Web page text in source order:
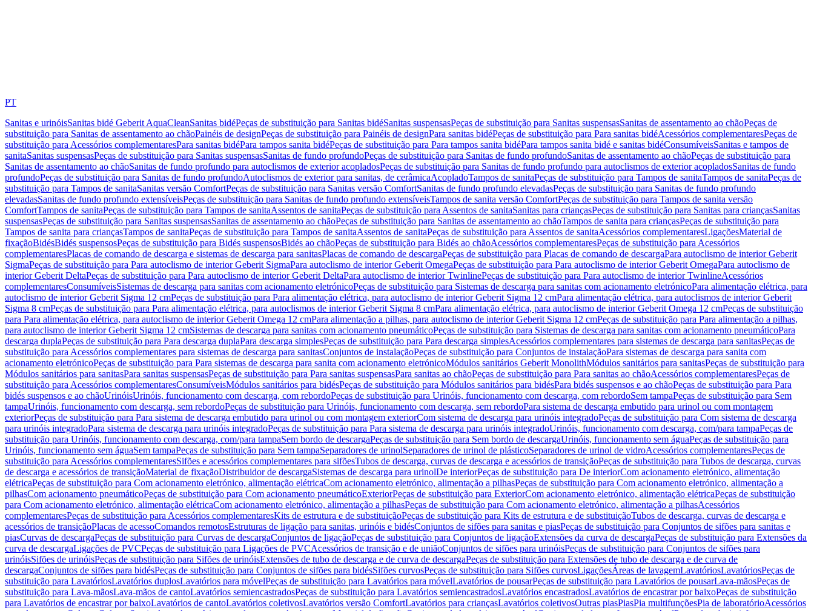
PT
Sanitas e urinóisSanitas bidé Geberit AquaCleanSanitas bidéPeças de substituição para Sanitas bidéSanitas suspensasPeças de substituição para Sanitas suspensasSanitas de assentamento ao chãoPeças de
substituição para Sanitas de assentamento ao chãoPainéis de designPeças de substituição para Painéis de designPara sanitas bidéPeças de substituição para Para sanitas bidéAcessórios complementaresPeças de
substituição para Acessórios complementaresPara sanitas bidéPara tampos sanita bidéPeças de substituição para Para tampos sanita bidéPara tampos sanita bidé e sanitas bidéConsumíveisSanitas e tampos de
sanitaSanitas suspensasPeças de substituição para Sanitas suspensasSanitas de fundo profundoPeças de substituição para Sanitas de fundo profundoSanitas de assentamento ao chãoPeças de substituição para
Sanitas de assentamento ao chãoSanitas de fundo profundo para autoclismos de exterior acopladosPeças de substituição para Sanitas de fundo profundo para autoclismos de exterior acopladosSanitas de fundo
profundoPeças de substituição para Sanitas de fundo profundoAutoclismos de exterior para sanitas, de cerâmicaAcopladoTampos de sanitaPeças de substituição para Tampos de sanitaTampos de sanitaPeças de
substituição para Tampos de sanitaSanitas versão ComfortPeças de substituição para Sanitas versão ComfortSanitas de fundo profundo elevadasPeças de substituição para Sanitas de fundo profundo
elevadasSanitas de fundo profundo extensíveisPeças de substituição para Sanitas de fundo profundo extensíveisTampos de sanita versão ComfortPeças de substituição para Tampos de sanita versão
ComfortTampos de sanitaPeças de substituição para Tampos de sanitaAssentos de sanitaPeças de substituição para Assentos de sanitaSanitas para criançasPeças de substituição para Sanitas para criançasSanitas
suspensasPeças de substituição para Sanitas suspensasSanitas de assentamento ao chãoPeças de substituição para Sanitas de assentamento ao chãoTampos de sanita para criançasPeças de substituição para
Tampos de sanita para criançasTampos de sanitaPeças de substituição para Tampos de sanitaAssentos de sanitaPeças de substituição para Assentos de sanitaAcessórios complementaresLigaçõesMaterial de
fixaçãoBidésBidés suspensosPeças de substituição para Bidés suspensosBidés ao chãoPeças de substituição para Bidés ao chãoAcessórios complementaresPeças de substituição para Acessórios
complementaresPlacas de comando de descarga e sistemas de descarga para sanitasPlacas de comando de descargaPeças de substituição para Placas de comando de descargaPara autoclismo de interior Geberit
SigmaPeças de substituição para Para autoclismo de interior Geberit SigmaPara autoclismo de interior Geberit OmegaPeças de substituição para Para autoclismo de interior Geberit OmegaPara autoclismo de
interior Geberit DeltaPeças de substituição para Para autoclismo de interior Geberit DeltaPara autoclismo de interior TwinlinePeças de substituição para Para autoclismo de interior TwinlineAcessórios
complementaresConsumíveisSistemas de descarga para sanitas com acionamento eletrónicoPeças de substituição para Sistemas de descarga para sanitas com acionamento eletrónicoPara alimentação elétrica, para
autoclismo de interior Geberit Sigma 12 cmPeças de substituição para Para alimentação elétrica, para autoclismo de interior Geberit Sigma 12 cmPara alimentação elétrica, para autoclismos de interior Geberit
Sigma 8 cmPeças de substituição para Para alimentação elétrica, para autoclismos de interior Geberit Sigma 8 cmPara alimentação elétrica, para autoclismo de interior Geberit Omega 12 cmPeças de substituição
para Para alimentação elétrica, para autoclismo de interior Geberit Omega 12 cmPara alimentação a pilhas, para autoclismo de interior Geberit Sigma 12 cmPeças de substituição para Para alimentação a pilhas,
para autoclismo de interior Geberit Sigma 12 cmSistemas de descarga para sanitas com acionamento pneumáticoPeças de substituição para Sistemas de descarga para sanitas com acionamento pneumáticoPara
descarga duplaPeças de substituição para Para descarga duplaPara descarga simplesPeças de substituição para Para descarga simplesAcessórios complementares para sistemas de descarga para sanitasPeças de
substituição para Acessórios complementares para sistemas de descarga para sanitasConjuntos de instalaçãoPeças de substituição para Conjuntos de instalaçãoPara sistemas de descarga para sanita com
acionamento eletrónicoPeças de substituição para Para sistemas de descarga para sanita com acionamento eletrónicoMódulos sanitários Geberit MonolithMódulos sanitários para sanitasPeças de substituição para
Módulos sanitários para sanitasPara sanitas suspensasPeças de substituição para Para sanitas suspensasPara sanitas ao chãoPeças de substituição para Para sanitas ao chãoAcessórios complementaresPeças de
substituição para Acessórios complementaresConsumíveisMódulos sanitários para bidésPeças de substituição para Módulos sanitários para bidésPara bidés suspensos e ao chãoPeças de substituição para Para
bidés suspensos e ao chãoUrinóisUrinóis, funcionamento com descarga, com rebordoPeças de substituição para Urinóis, funcionamento com descarga, com rebordoSem tampaPeças de substituição para Sem
tampaUrinóis, funcionamento com descarga, sem rebordoPeças de substituição para Urinóis, funcionamento com descarga, sem rebordoPara sistema de descarga embutido para urinol ou com montagem
exteriorPeças de substituição para Para sistema de descarga embutido para urinol ou com montagem exteriorCom sistema de descarga para urinóis integradoPeças de substituição para Com sistema de descarga
para urinóis integradoPara sistema de descarga para urinóis integradoPeças de substituição para Para sistema de descarga para urinóis integradoUrinóis, funcionamento com descarga, com/para tampaPeças de
substituição para Urinóis, funcionamento com descarga, com/para tampaSem bordo de descargaPeças de substituição para Sem bordo de descargaUrinóis, funcionamento sem águaPeças de substituição para
Urinóis, funcionamento sem águaSem tampaPeças de substituição para Sem tampaSeparadores de urinolSeparadores de urinol de plásticoSeparadores de urinol de vidroAcessórios complementaresPeças de
substituição para Acessórios complementaresSifões e acessórios complementares para sifõesTubos de descarga, curvas de descarga e acessórios de transiçãoPeças de substituição para Tubos de descarga, curvas
de descarga e acessórios de transiçãoMaterial de fixaçãoDistribuidor de descargaSistemas de descarga para urinolDe interiorPeças de substituição para De interiorCom acionamento eletrónico, alimentação
elétricaPeças de substituição para Com acionamento eletrónico, alimentação elétricaCom acionamento eletrónico, alimentação a pilhasPeças de substituição para Com acionamento eletrónico, alimentação a
pilhasCom acionamento pneumáticoPeças de substituição para Com acionamento pneumáticoExteriorPeças de substituição para ExteriorCom acionamento eletrónico, alimentação elétricaPeças de substituição
para Com acionamento eletrónico, alimentação elétricaCom acionamento eletrónico, alimentação a pilhasPeças de substituição para Com acionamento eletrónico, alimentação a pilhasAcessórios
complementaresPeças de substituição para Acessórios complementaresKits de estrutura e de substituiçãoPeças de substituição para Kits de estrutura e de substituiçãoTubos de descarga, curvas de descarga e
acessórios de transiçãoPlacas de acessoComandos remotosEstruturas de ligação para sanitas, urinóis e bidésConjuntos de sifões para sanitas e piasPeças de substituição para Conjuntos de sifões para sanitas e
piasCurvas de descargaPeças de substituição para Curvas de descargaConjuntos de ligaçãoPeças de substituição para Conjuntos de ligaçãoExtensões da curva de descargaPeças de substituição para Extensões da
curva de descargaLigações de PVCPeças de substituição para Ligações de PVCAcessórios de transição e de uniãoConjuntos de sifões para urinóisPeças de substituição para Conjuntos de sifões para
urinóisSifões de urinóisPeças de substituição para Sifões de urinóisExtensões de tubo de descarga e de curva de descargaPeças de substituição para Extensões de tubo de descarga e de curva de
descargaConjuntos de sifões para bidésPeças de substituição para Conjuntos de sifões para bidésSifões curvosPeças de substituição para Sifões curvosLigaçõesÁreas de lavagemLavatóriosLavatóriosPeças de
substituição para LavatóriosLavatórios duplosLavatórios para móvelPeças de substituição para Lavatórios para móvelLavatórios de pousarPeças de substituição para Lavatórios de pousarLava-mãosPeças de
substituição para Lava-mãosLava-mãos de cantoLavatórios semiencastradosPeças de substituição para Lavatórios semiencastradosLavatórios encastradosLavatórios de encastrar por baixoPeças de substituição
para Lavatórios de encastrar por baixoLavatórios de cantoLavatórios coletivosLavatórios versão ComfortLavatórios para criançasLavatórios coletivosOutras piasPiasPia multifunçõesPia de laboratórioAcessórios